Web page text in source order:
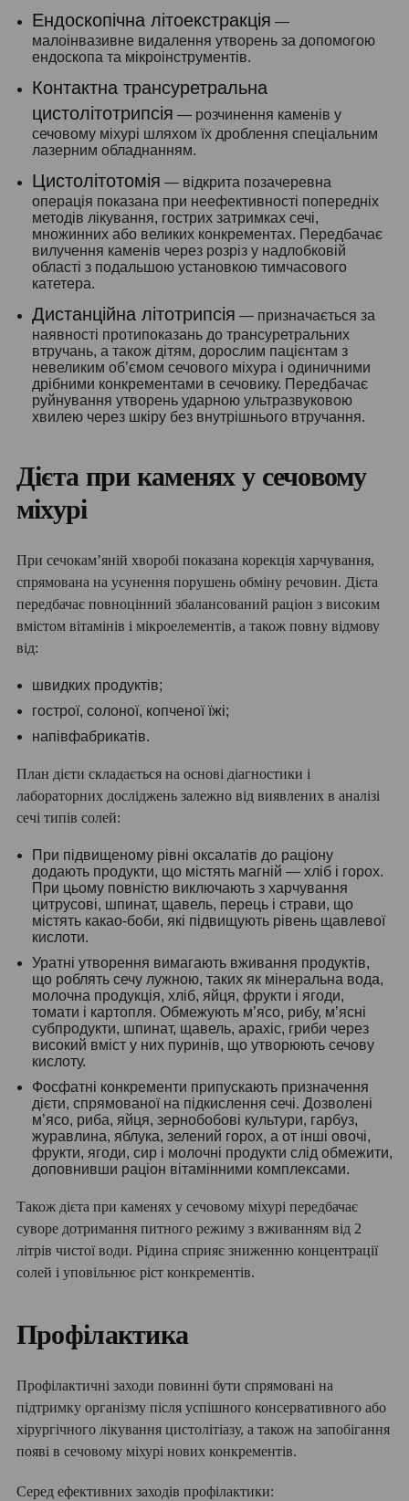
Ендоскопічна літоекстракція —
малоінвазивне видалення утворень за допомогою
ендоскопа та мікроінструментів.
Контактна трансуретральна
цистолітотрипсія — розчинення каменів у
сечовому міхурі шляхом їх дроблення спеціальним
лазерним обладнанням.
Цистолітотомія — відкрита позачеревна
операція показана при неефективності попередніх
методів лікування, гострих затримках сечі,
множинних або великих конкрементах. Передбачає
вилучення каменів через розріз у надлобковій
області з подальшою установкою тимчасового
катетера.
Дистанційна літотрипсія — призначається за
наявності протипоказань до трансуретральних
втручань, а також дітям, дорослим пацієнтам з
невеликим об’ємом сечового міхура і одиничними
дрібними конкрементами в сечовику. Передбачає
руйнування утворень ударною ультразвуковою
хвилею через шкіру без внутрішнього втручання.
Дієта при каменях у сечовому
міхурі
При сечокам’яній хворобі показана корекція харчування,
спрямована на усунення порушень обміну речовин. Дієта
передбачає повноцінний збалансований раціон з високим
вмістом вітамінів і мікроелементів, а також повну відмову
від:
швидких продуктів;
гострої, солоної, копченої їжі;
напівфабрикатів.
План дієти складається на основі діагностики і
лабораторних досліджень залежно від виявлених в аналізі
сечі типів солей:
При підвищеному рівні оксалатів до раціону
додають продукти, що містять магній — хліб і горох.
При цьому повністю виключають з харчування
цитрусові, шпинат, щавель, перець і страви, що
містять какао-боби, які підвищують рівень щавлевої
кислоти.
Уратні утворення вимагають вживання продуктів,
що роблять сечу лужною, таких як мінеральна вода,
молочна продукція, хліб, яйця, фрукти і ягоди,
томати і картопля. Обмежують м’ясо, рибу, м’ясні
субпродукти, шпинат, щавель, арахіс, гриби через
високий вміст у них пуринів, що утворюють сечову
кислоту.
Фосфатні конкременти припускають призначення
дієти, спрямованої на підкислення сечі. Дозволені
м’ясо, риба, яйця, зернобобові культури, гарбуз,
журавлина, яблука, зелений горох, а от інші овочі,
фрукти, ягоди, сир і молочні продукти слід обмежити,
доповнивши раціон вітамінними комплексами.
Також дієта при каменях у сечовому міхурі передбачає
суворе дотримання питного режиму з вживанням від 2
літрів чистої води. Рідина сприяє зниженню концентрації
солей і уповільнює ріст конкрементів.
Профілактика
Профілактичні заходи повинні бути спрямовані на
підтримку організму після успішного консервативного або
хірургічного лікування цистолітіазу, а також на запобігання
появі в сечовому міхурі нових конкрементів.
Серед ефективних заходів профілактики: